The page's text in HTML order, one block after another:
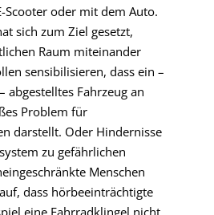
Scooter oder mit dem Auto.
sich zum Ziel gesetzt,
Raum miteinander
sensibilisieren, dass ein –
abgestelltes Fahrzeug an
Problem für
darstellt. Oder Hindernisse
zu gefährlichen
Menschen
dass hörbeeinträchtigte
eine Fahrradklingel nicht